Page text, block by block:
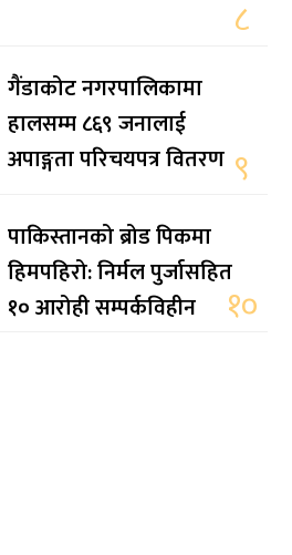
८
गैंडाकोट नगरपालिकामा
हालसम्म ८६९ जनालाई
अपाङ्गता परिचयपत्र वितरण ९
पाकिस्तानको ब्रोड पिकमा
हिमपहिरो: निर्मल पुर्जासहित
१० आरोही सम्पर्कविहीन
१०